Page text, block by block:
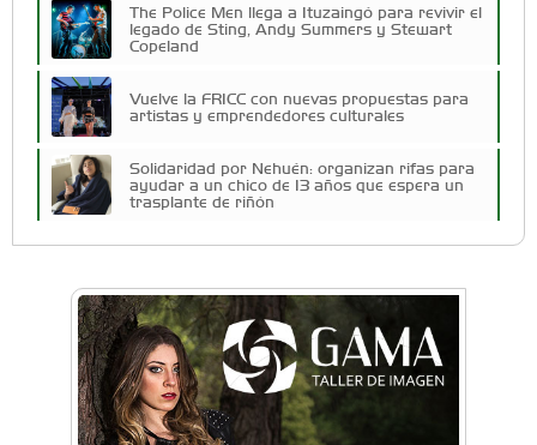
The Police Men llega a Ituzaingó para revivir el
legado de Sting, Andy Summers y Stewart
Copeland
Vuelve la FRICC con nuevas propuestas para
artistas y emprendedores culturales
Solidaridad por Nehuén: organizan rifas para
ayudar a un chico de 13 años que espera un
trasplante de riñón
Docentes y directivos se capacitaron sobre
inteligencia artificial para aplicar en las aulas